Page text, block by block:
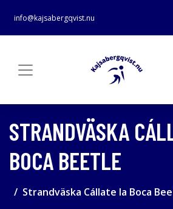
info@kajsabergqvist.nu
STRANDVÄSKA
BOCA BEETLE
Strandväska Cállate la Boca